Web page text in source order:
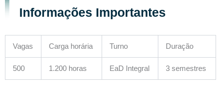
Informações Importantes
Vagas Carga horária Turno Duração
500 1.200 horas EaD Integral 3 semestres